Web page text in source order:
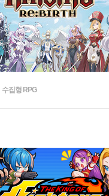
수집형 RPG